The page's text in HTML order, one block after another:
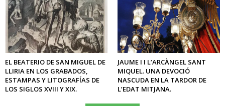
EL BEATERIO DE SAN MIGUEL DE
LLIRIA EN LOS GRABADOS,
ESTAMPAS Y LITOGRAFÍAS DE
LOS SIGLOS XVIII Y XIX.
JAUME I I L’ARCÀNGEL SANT
MIQUEL. UNA DEVOCIÓ
NASCUDA EN LA TARDOR DE
L’EDAT MITJANA.